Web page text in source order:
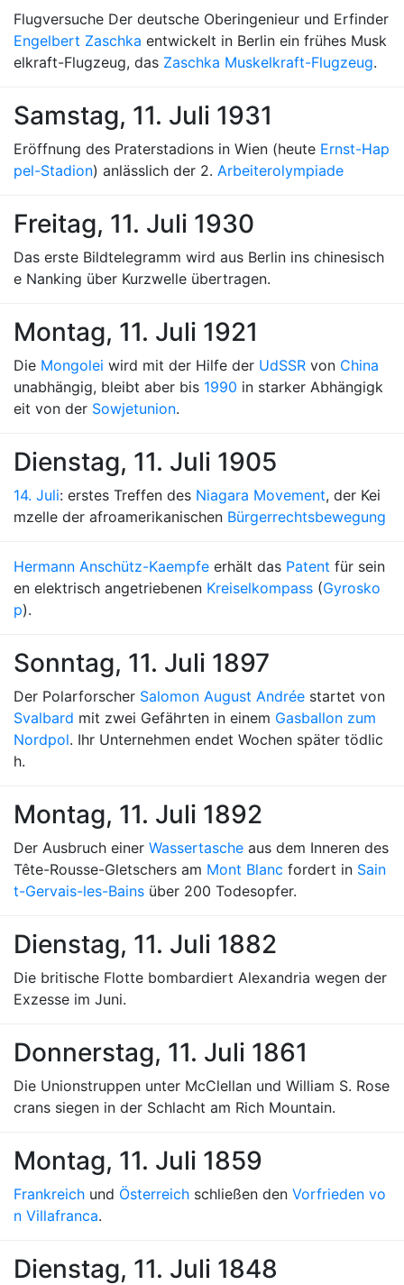
Flugversuche Der deutsche Oberingenieur und Erfinder
Engelbert Zaschka entwickelt in Berlin ein frühes Musk
elkraft-Flugzeug, das Zaschka Muskelkraft-Flugzeug.
Samstag, 11. Juli 1931
Eröffnung des Praterstadions in Wien (heute Ernst-Hap
pel-Stadion) anlässlich der 2. Arbeiterolympiade
Freitag, 11. Juli 1930
Das erste Bildtelegramm wird aus Berlin ins chinesisch
e Nanking über Kurzwelle übertragen.
Montag, 11. Juli 1921
Die Mongolei wird mit der Hilfe der UdSSR von China
unabhängig, bleibt aber bis 1990 in starker Abhängigk
eit von der Sowjetunion.
Dienstag, 11. Juli 1905
14. Juli: erstes Treffen des Niagara Movement, der Kei
mzelle der afroamerikanischen Bürgerrechtsbewegung
Hermann Anschütz-Kaempfe erhält das Patent für sein
en elektrisch angetriebenen Kreiselkompass (Gyrosko
p).
Sonntag, 11. Juli 1897
Der Polarforscher Salomon August Andrée startet von
Svalbard mit zwei Gefährten in einem Gasballon zum
Nordpol. Ihr Unternehmen endet Wochen später tödlic
h.
Montag, 11. Juli 1892
Der Ausbruch einer Wassertasche aus dem Inneren des
Tête-Rousse-Gletschers am Mont Blanc fordert in Sain
t-Gervais-les-Bains über 200 Todesopfer.
Dienstag, 11. Juli 1882
Die britische Flotte bombardiert Alexandria wegen der
Exzesse im Juni.
Donnerstag, 11. Juli 1861
Die Unionstruppen unter McClellan und William S. Rose
crans siegen in der Schlacht am Rich Mountain.
Montag, 11. Juli 1859
Frankreich und Österreich schließen den Vorfrieden vo
n Villafranca.
Dienstag, 11. Juli 1848